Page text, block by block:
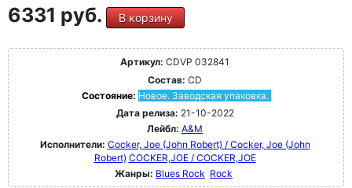
6331 руб. В корзину
Артикул: CDVP 032841
Состав: CD
Состояние: Новое. Заводская упаковка.
Дата релиза: 21-10-2022
Лейбл: A&M
Исполнители: Cocker, Joe (John Robert) / Cocker, Joe (John
Robert) COCKER,JOE / COCKER,JOE
Жанры: Blues Rock Rock